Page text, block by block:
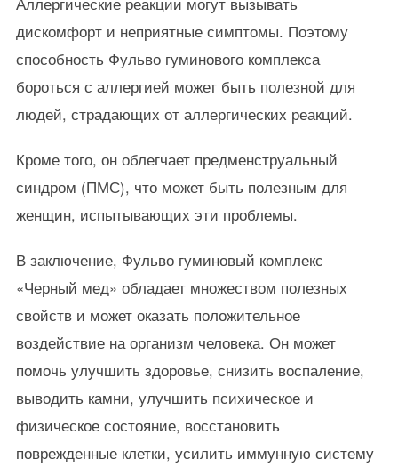
дискомфорт и неприятные симптомы. Поэтому
способность Фульво гуминового комплекса
бороться с аллергией может быть полезной для
людей, страдающих от аллергических реакций.
Кроме того, он облегчает предменструальный
синдром (ПМС), что может быть полезным для
женщин, испытывающих эти проблемы.
В заключение, Фульво гуминовый комплекс
«Черный мед» обладает множеством полезных
свойств и может оказать положительное
воздействие на организм человека. Он может
помочь улучшить здоровье, снизить воспаление,
выводить камни, улучшить психическое и
физическое состояние, восстановить
поврежденные клетки, усилить иммунную систему